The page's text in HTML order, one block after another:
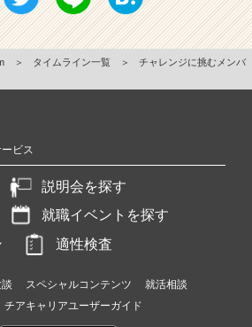
＞ タイムライン一覧 ＞
チャレンジに挑むメンバ
ビス
説明会を探す
就職イベントを探す
適性検査
スペシャルコンテンツ
就活相談
チアキャリアユーザーガイド